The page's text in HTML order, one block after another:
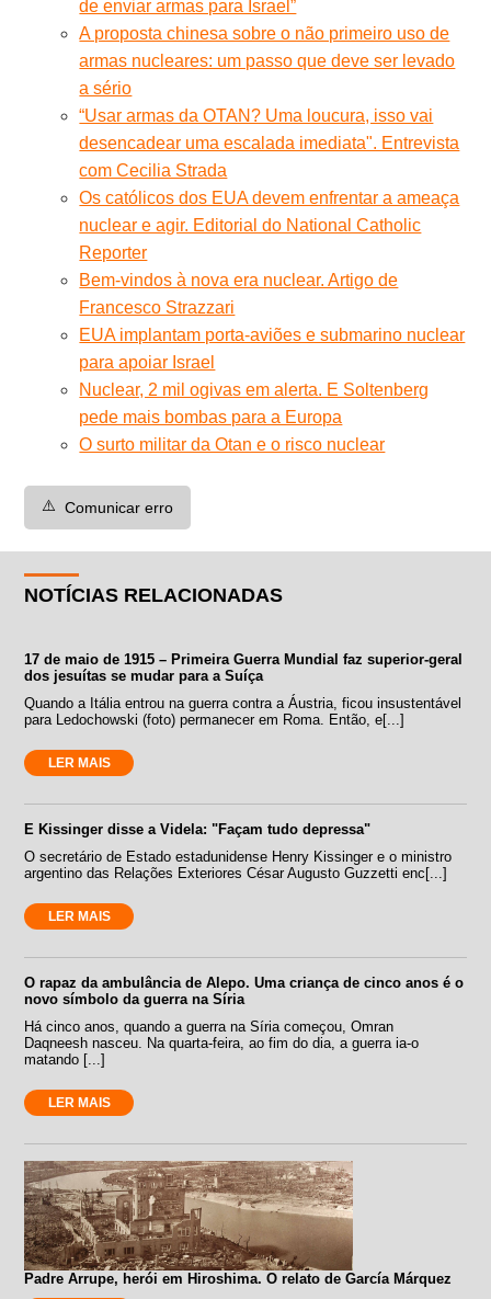
de enviar armas para Israel”
A proposta chinesa sobre o não primeiro uso de
armas nucleares: um passo que deve ser levado
a sério
“Usar armas da OTAN? Uma loucura, isso vai
desencadear uma escalada imediata". Entrevista
com Cecilia Strada
Os católicos dos EUA devem enfrentar a ameaça
nuclear e agir. Editorial do National Catholic
Reporter
Bem-vindos à nova era nuclear. Artigo de
Francesco Strazzari
EUA implantam porta-aviões e submarino nuclear
para apoiar Israel
Nuclear, 2 mil ogivas em alerta. E Soltenberg
pede mais bombas para a Europa
O surto militar da Otan e o risco nuclear
⚠️ Comunicar erro
NOTÍCIAS RELACIONADAS
17 de maio de 1915 – Primeira Guerra Mundial faz superior-geral
dos jesuítas se mudar para a Suíça
Quando a Itália entrou na guerra contra a Áustria, ficou insustentável
para Ledochowski (foto) permanecer em Roma. Então, e[...]
LER MAIS
E Kissinger disse a Videla: "Façam tudo depressa"
O secretário de Estado estadunidense Henry Kissinger e o ministro
argentino das Relações Exteriores César Augusto Guzzetti enc[...]
LER MAIS
O rapaz da ambulância de Alepo. Uma criança de cinco anos é o
novo símbolo da guerra na Síria
Há cinco anos, quando a guerra na Síria começou, Omran
Daqneesh nasceu. Na quarta-feira, ao fim do dia, a guerra ia-o
matando [...]
LER MAIS
Padre Arrupe, herói em Hiroshima. O relato de García Márquez